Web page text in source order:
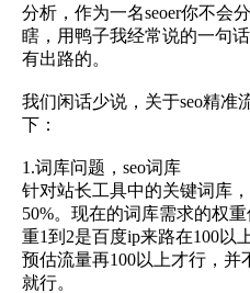
分析，作为一名seoer你不会
瞎，用鸭子我经常说的一句
有出路的。
我们闲话少说，关于seo精准
下：
1.词库问题，seo词库
针对站长工具中的关键词库
50%。现在的词库需求的权
重1到2是百度ip来路在100以
预估流量再100以上才行，并
就行。